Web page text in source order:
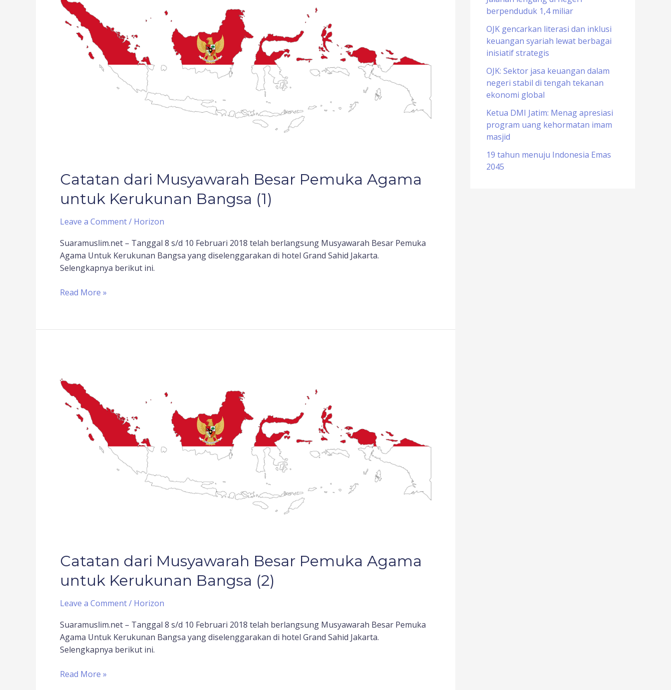
Catatan dari Musyawarah Besar Pemuka Agama
untuk Kerukunan Bangsa (1)
Leave a Comment/ Horizon
Suaramuslim.net – Tanggal 8 s/d 10 Februari 2018 telah berlangsung Musyawarah Besar Pemuka
Agama Untuk Kerukunan Bangsa yang diselenggarakan di hotel Grand Sahid Jakarta.
Selengkapnya berikut ini.
Musyawarah
Besar
Pemuka
Agama
Kerukunan
Read More »
Catatan dari Musyawarah Besar Pemuka Agama
untuk Kerukunan Bangsa (2)
Leave a Comment/ Horizon
Suaramuslim.net – Tanggal 8 s/d 10 Februari 2018 telah berlangsung Musyawarah Besar Pemuka
Agama Untuk Kerukunan Bangsa yang diselenggarakan di hotel Grand Sahid Jakarta.
Selengkapnya berikut ini.
Musyawarah
Besar
Pemuka
Agama
Kerukunan
Read More »
o
r
:
berpenduduk 1,4 miliar
OJK gencarkan literasi dan inklusi
keuangan syariah lewat berbagai
inisiatif strategis
OJK: Sektor jasa keuangan dalam
negeri stabil di tengah tekanan
ekonomi global
Ketua DMI Jatim: Menag apresiasi
program uang kehormatan imam
masjid
19 tahun menuju Indonesia Emas
2045